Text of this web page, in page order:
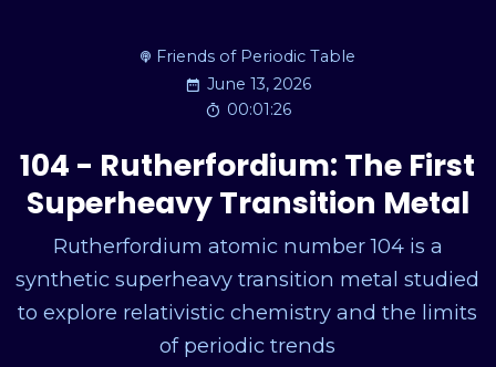
Friends of Periodic Table
June 13, 2026
00:01:26
104 - Rutherfordium: The First
Superheavy Transition Metal
Rutherfordium atomic number 104 is a
synthetic superheavy transition metal studied
to explore relativistic chemistry and the limits
of periodic trends